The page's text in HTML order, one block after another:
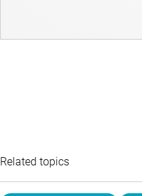
Related topics